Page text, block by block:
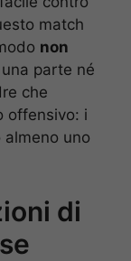
match
non
parte né
che
offensivo: i
uno
di